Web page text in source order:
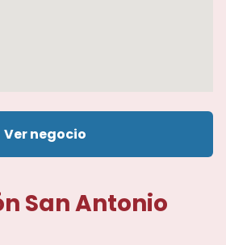
Ver negocio
San Antonio